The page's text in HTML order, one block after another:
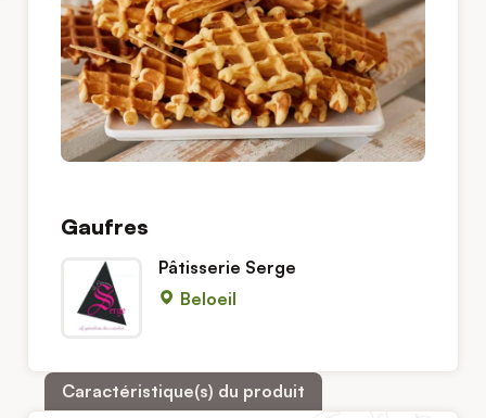
Gaufres
Pâtisserie Serge
Beloeil
Caractéristique(s) du produit